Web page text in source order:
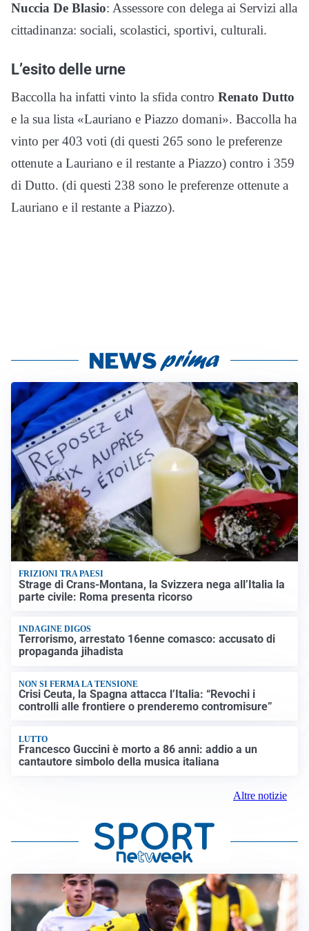
Nuccia De Blasio: Assessore con delega ai Servizi alla
cittadinanza: sociali, scolastici, sportivi, culturali.
L’esito delle urne
Baccolla ha infatti vinto la sfida contro Renato Dutto
e la sua lista «Lauriano e Piazzo domani». Baccolla ha
vinto per 403 voti (di questi 265 sono le preferenze
ottenute a Lauriano e il restante a Piazzo) contro i 359
di Dutto. (di questi 238 sono le preferenze ottenute a
Lauriano e il restante a Piazzo).
FRIZIONI TRA PAESI
Strage di Crans-Montana, la Svizzera nega all’Italia la
parte civile: Roma presenta ricorso
INDAGINE DIGOS
Terrorismo, arrestato 16enne comasco: accusato di
propaganda jihadista
NON SI FERMA LA TENSIONE
Crisi Ceuta, la Spagna attacca l’Italia: “Revochi i
controlli alle frontiere o prenderemo contromisure”
LUTTO
Francesco Guccini è morto a 86 anni: addio a un
cantautore simbolo della musica italiana
Altre notizie